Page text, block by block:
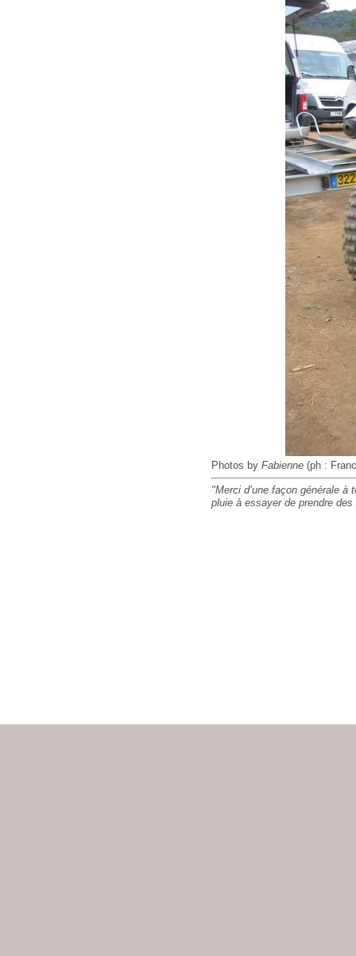
Photos by Fabienne (ph :
"Merci d’une façon générale
pluie à essayer de prendre